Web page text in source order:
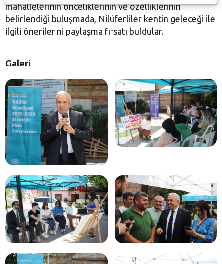
mahallelerinin önceliklerinin ve özelliklerinin
belirlendiği buluşmada, Nilüferliler kentin geleceği ile
ilgili önerilerini paylaşma fırsatı buldular.
Galeri